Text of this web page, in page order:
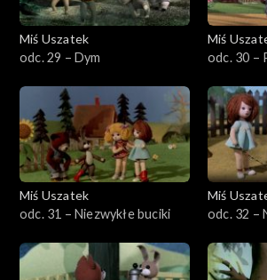
Miś Uszatek
odc. 29 – Dym
Miś
odc. 30 –
Miś Uszatek
odc. 31 – Niezwykłe buciki
Miś
odc. 32 –